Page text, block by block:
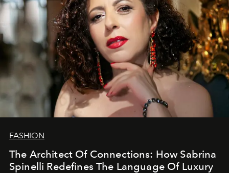
FASHION
The Architect Of Connections: How Sabrina
Spinelli Redefines The Language Of Luxury